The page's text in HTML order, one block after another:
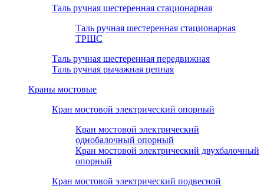
Таль ручная шестеренная стационарная
Таль ручная шестеренная стационарная
ТРШС
Таль ручная шестеренная передвижная
Таль ручная рычажная цепная
Краны мостовые
Кран мостовой электрический опорный
Кран мостовой электрический
однобалочный опорный
Кран мостовой электрический двухбалочный
опорный
Кран мостовой электрический подвесной